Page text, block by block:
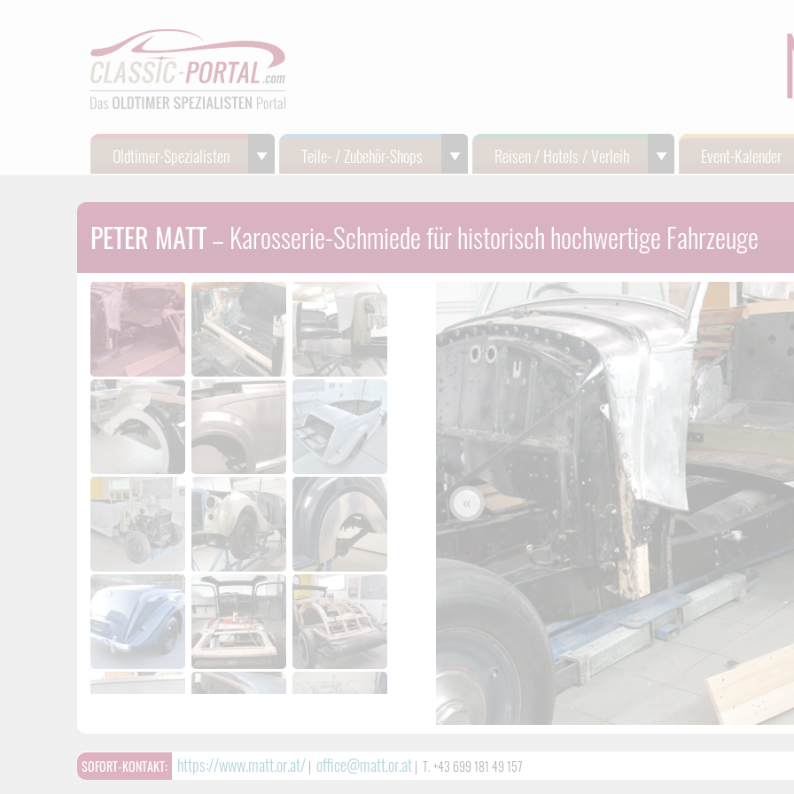
Oldtimer-Spezialisten Teile- / Zubehör-Shops Reisen / Hotels / Verleih Event-Kalender
PETER MATT– Karosserie-Schmiede für historisch hochwertige Fahrzeuge
«
SOFORT-KONTAKT: https://www.matt.or.at/| office@matt.or.at| T. +43 699 181 49 157